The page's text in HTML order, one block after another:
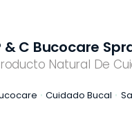
Natural De
& C Bucocare
Cuidado Bucal